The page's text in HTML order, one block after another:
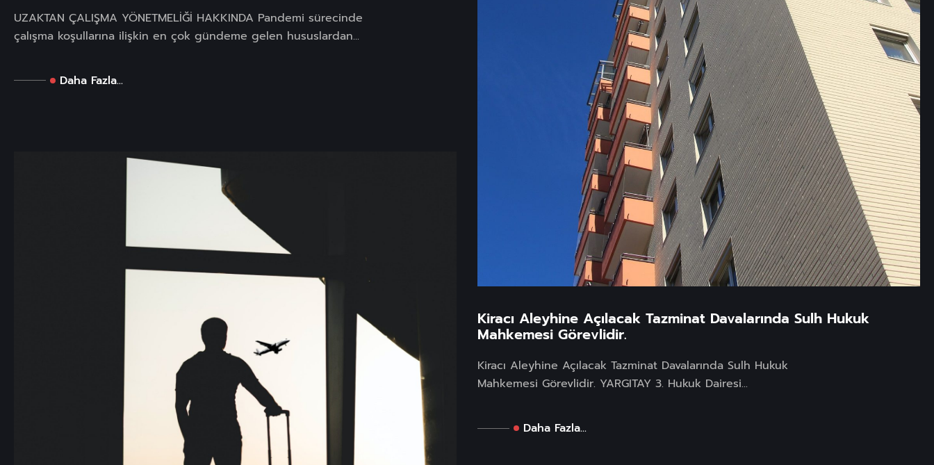
UZAKTAN ÇALIŞMA YÖNETMELİĞİ HAKKINDA Pandemi sürecinde
çalışma koşullarına ilişkin en çok gündeme gelen hususlardan...
Daha Fazla...
Kiracı Aleyhine Açılacak Tazminat Davalarında Sulh Hukuk
Mahkemesi Görevlidir.
Kiracı Aleyhine Açılacak Tazminat Davalarında Sulh Hukuk
Mahkemesi Görevlidir. YARGITAY 3. Hukuk Dairesi...
Daha Fazla...